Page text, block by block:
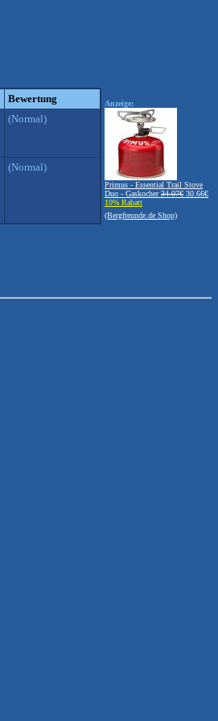
Bewertung
(Normal)
(Normal)
Anzeige:
Primus - Essential Trail Stove
Duo - Gaskocher34.07€ 30.66€
10% Rabatt
(Bergfreunde.de Shop)